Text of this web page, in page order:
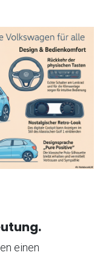
einen